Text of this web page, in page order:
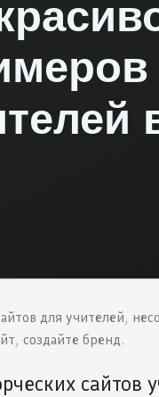
для учителей,
создайте бренд.
сайтов